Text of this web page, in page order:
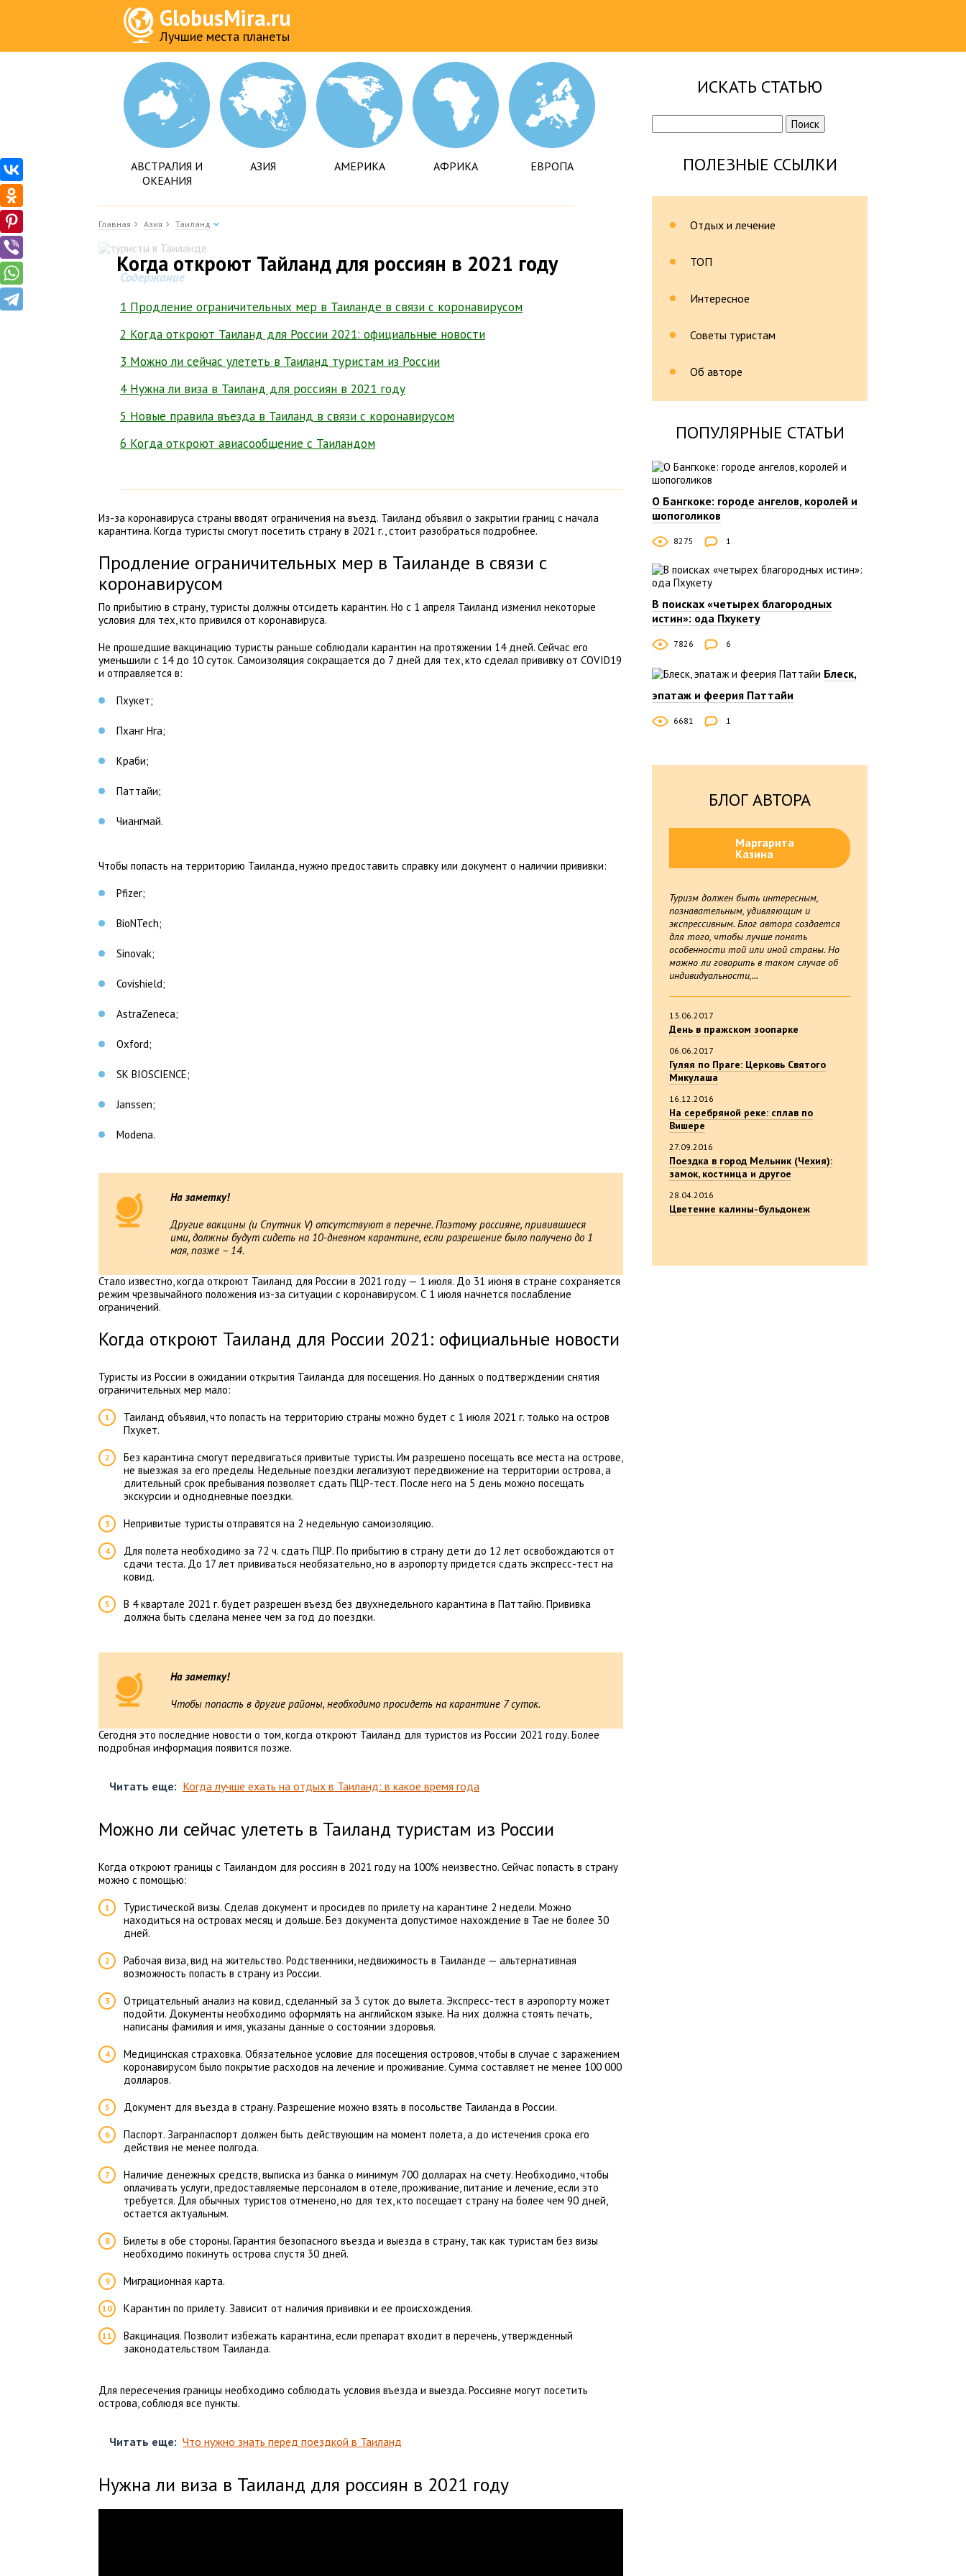
GlobusMira.ru
Лучшие места планеты
АВСТРАЛИЯ И
ОКЕАНИЯ
АЗИЯ АМЕРИКА АФРИКА ЕВРОПА
Главная Азия Таиланд
Когда откроют Тайланд для россиян в 2021 году
Содержание
1 Продление ограничительных мер в Таиланде в связи с коронавирусом
2 Когда откроют Таиланд для России 2021: официальные новости
3 Можно ли сейчас улететь в Таиланд туристам из России
4 Нужна ли виза в Таиланд для россиян в 2021 году
5 Новые правила въезда в Таиланд в связи с коронавирусом
6 Когда откроют авиасообщение с Таиландом
Из-за коронавируса страны вводят ограничения на въезд. Таиланд объявил о закрытии границ с начала
карантина. Когда туристы смогут посетить страну в 2021 г., стоит разобраться подробнее.
Продление ограничительных мер в Таиланде в связи с
коронавирусом
По прибытию в страну, туристы должны отсидеть карантин. Но с 1 апреля Таиланд изменил некоторые
условия для тех, кто привился от коронавируса.
Не прошедшие вакцинацию туристы раньше соблюдали карантин на протяжении 14 дней. Сейчас его
уменьшили с 14 до 10 суток. Самоизоляция сокращается до 7 дней для тех, кто сделал прививку от COVID19
и отправляется в:
Пхукет;
Пханг Нга;
Краби;
Паттайи;
Чиангмай.
Чтобы попасть на территорию Таиланда, нужно предоставить справку или документ о наличии прививки:
Pfizer;
BioNTech;
Sinovak;
Covishield;
AstraZeneca;
Oxford;
SK BIOSCIENCE;
Janssen;
Modena.
На заметку!
Другие вакцины (и Спутник V) отсутствуют в перечне. Поэтому россияне, привившиеся
ими, должны будут сидеть на 10-дневном карантине, если разрешение было получено до 1
мая, позже – 14.
Стало известно, когда откроют Таиланд для России в 2021 году — 1 июля. До 31 июня в стране сохраняется
режим чрезвычайного положения из-за ситуации с коронавирусом. С 1 июля начнется послабление
ограничений.
Когда откроют Таиланд для России 2021: официальные новости
Туристы из России в ожидании открытия Таиланда для посещения. Но данных о подтверждении снятия
ограничительных мер мало:
Таиланд объявил, что попасть на территорию страны можно будет с 1 июля 2021 г. только на остров
Пхукет.
Без карантина смогут передвигаться привитые туристы. Им разрешено посещать все места на острове,
не выезжая за его пределы. Недельные поездки легализуют передвижение на территории острова, а
длительный срок пребывания позволяет сдать ПЦР-тест. После него на 5 день можно посещать
экскурсии и однодневные поездки.
Непривитые туристы отправятся на 2 недельную самоизоляцию.
Для полета необходимо за 72 ч. сдать ПЦР. По прибытию в страну дети до 12 лет освобождаются от
сдачи теста. До 17 лет прививаться необязательно, но в аэропорту придется сдать экспресс-тест на
ковид.
В 4 квартале 2021 г. будет разрешен въезд без двухнедельного карантина в Паттайю. Прививка
должна быть сделана менее чем за год до поездки.
На заметку!
Чтобы попасть в другие районы, необходимо просидеть на карантине 7 суток.
Сегодня это последние новости о том, когда откроют Таиланд для туристов из России 2021 году. Более
подробная информация появится позже.
Читать еще: Когда лучше ехать на отдых в Таиланд: в какое время года
Можно ли сейчас улететь в Таиланд туристам из России
Когда откроют границы с Таиландом для россиян в 2021 году на 100% неизвестно. Сейчас попасть в страну
можно с помощью:
Туристической визы. Сделав документ и просидев по прилету на карантине 2 недели. Можно
находиться на островах месяц и дольше. Без документа допустимое нахождение в Тае не более 30
дней.
Рабочая виза, вид на жительство. Родственники, недвижимость в Таиланде — альтернативная
возможность попасть в страну из России.
Отрицательный анализ на ковид, сделанный за 3 суток до вылета. Экспресс-тест в аэропорту может
подойти. Документы необходимо оформлять на английском языке. На них должна стоять печать,
написаны фамилия и имя, указаны данные о состоянии здоровья.
Медицинская страховка. Обязательное условие для посещения островов, чтобы в случае с заражением
коронавирусом было покрытие расходов на лечение и проживание. Сумма составляет не менее 100 000
долларов.
Документ для въезда в страну. Разрешение можно взять в посольстве Таиланда в России.
Паспорт. Загранпаспорт должен быть действующим на момент полета, а до истечения срока его
действия не менее полгода.
Наличие денежных средств, выписка из банка о минимум 700 долларах на счету. Необходимо, чтобы
оплачивать услуги, предоставляемые персоналом в отеле, проживание, питание и лечение, если это
требуется. Для обычных туристов отменено, но для тех, кто посещает страну на более чем 90 дней,
остается актуальным.
Билеты в обе стороны. Гарантия безопасного въезда и выезда в страну, так как туристам без визы
необходимо покинуть острова спустя 30 дней.
Миграционная карта.
Карантин по прилету. Зависит от наличия прививки и ее происхождения.
Вакцинация. Позволит избежать карантина, если препарат входит в перечень, утвержденный
законодательством Таиланда.
Для пересечения границы необходимо соблюдать условия въезда и выезда. Россияне могут посетить
острова, соблюдя все пункты.
Читать еще: Что нужно знать перед поездкой в Таиланд
Нужна ли виза в Таиланд для россиян в 2021 году
ИСКАТЬ СТАТЬЮ
Найти:
ПОЛЕЗНЫЕ ССЫЛКИ
Отдых и лечение
ТОП
Интересное
Советы туристам
Об авторе
ПОПУЛЯРНЫЕ СТАТЬИ
О Бангкоке: городе ангелов, королей и
шопоголиков
8275 1
В поисках «четырех благородных
истин»: ода Пхукету
7826 6
Блеск,
эпатаж и феерия Паттайи
6681 1
БЛОГ АВТОРА
Маргарита
Казина
Туризм должен быть интересным,
познавательным, удивляющим и
экспрессивным. Блог автора создается
для того, чтобы лучше понять
особенности той или иной страны. Но
можно ли говорить в таком случае об
индивидуальности,...
13.06.2017
День в пражском зоопарке
06.06.2017
Гуляя по Праге: Церковь Святого
Микулаша
16.12.2016
На серебряной реке: сплав по
Вишере
27.09.2016
Поездка в город Мельник (Чехия):
замок, костница и другое
28.04.2016
Цветение калины-бульдонеж